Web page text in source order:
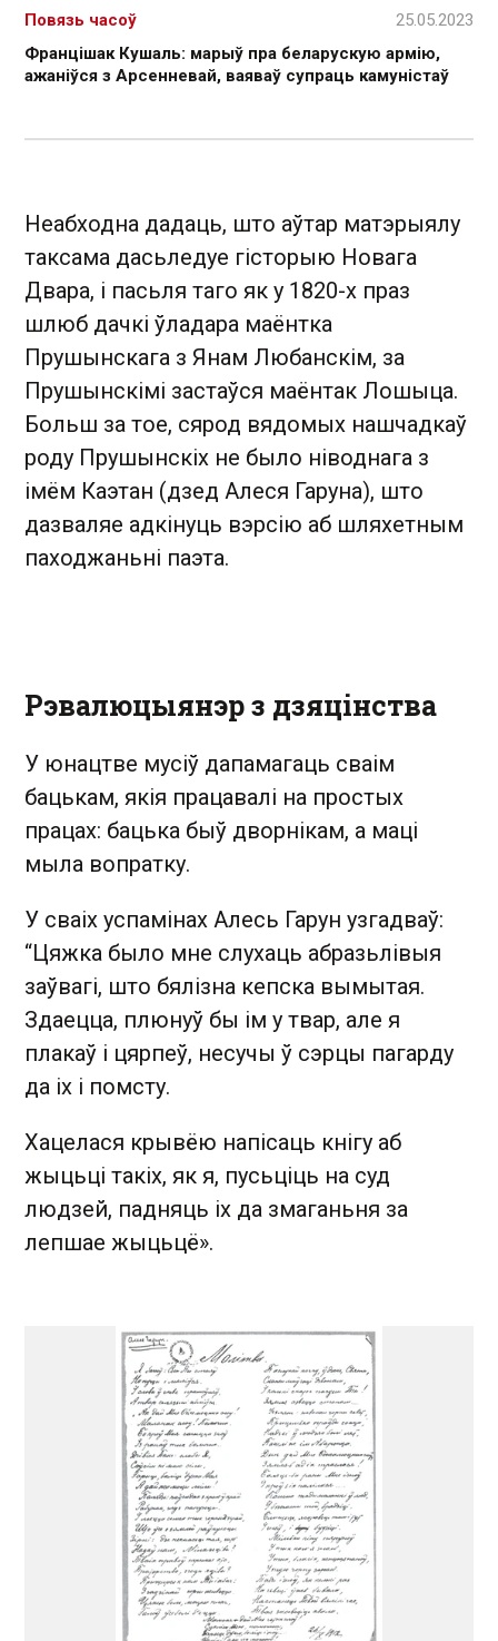
Францішак Кушаль: марыў пра беларускую армію,
ажаніўся з Арсенневай, ваяваў супраць камуністаў
Повязь часоў 25.05.2023
Неабходна дадаць, што аўтар матэрыялу
таксама дасьледуе гісторыю Новага
Двара, і пасьля таго як у 1820-х праз
шлюб дачкі ўладара маёнтка
Прушынскага з Янам Любанскім, за
Прушынскімі застаўся маёнтак Лошыца.
Больш за тое, сярод вядомых нашчадкаў
роду Прушынскіх не было ніводнага з
імём Каэтан (дзед Алеся Гаруна), што
дазваляе адкінуць вэрсію аб шляхетным
паходжаньні паэта.
Рэвалюцыянэр з дзяцінства
У юнацтве мусіў дапамагаць сваім
бацькам, якія працавалі на простых
працах: бацька быў дворнікам, а маці
мыла вопратку.
У сваіх успамінах Алесь Гарун узгадваў:
“Цяжка было мне слухаць абразьлiвыя
заўвагi, што бялiзна кепска вымытая.
Здаецца, плюнуў бы iм у твар, але я
плакаў i цярпеў, несучы ў сэрцы пагарду
да iх i помсту.
Хацелася крывёю напiсаць кнiгу аб
жыцьцi такiх, як я, пусьцiць на суд
людзей, падняць iх да змаганьня за
лепшае жыцьцё».